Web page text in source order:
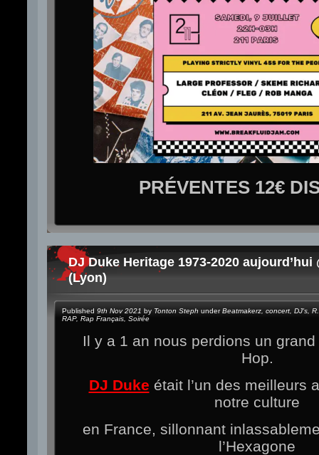
PRÉVENTES 12€
DJ Duke Heritage 1973-2020 aujourd’hui
(Lyon)
Published 9th Nov 2021 by Tonton Steph underBeatmakerz concert DJ's
RAP, Rap Français Soirée
Il y a 1 an nous perdions un
Hop.
DJ Duke était l’un des meilleurs
notre culture
en France, sillonnant
l’Hexagone